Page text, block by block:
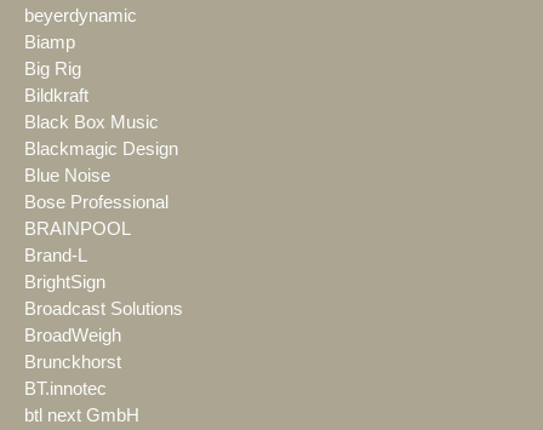
beyerdynamic
Biamp
Big Rig
Bildkraft
Black Box Music
Blackmagic Design
Blue Noise
Bose Professional
BRAINPOOL
Brand-L
BrightSign
Broadcast Solutions
BroadWeigh
Brunckhorst
BT.innotec
btl next GmbH